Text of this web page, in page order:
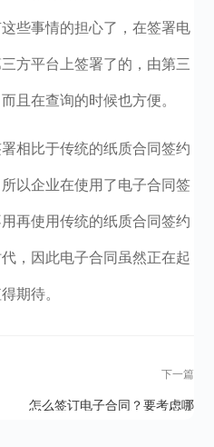
些事情的担心了，在签署电
方平台上签署了的，由第三
且在查询的时候也方便。
相比于传统的纸质合同签约
以企业在使用了电子合同签
再使用传统的纸质合同签约
，因此电子合同虽然正在起
期待。
下一篇
怎么签订电子合同？要考虑哪